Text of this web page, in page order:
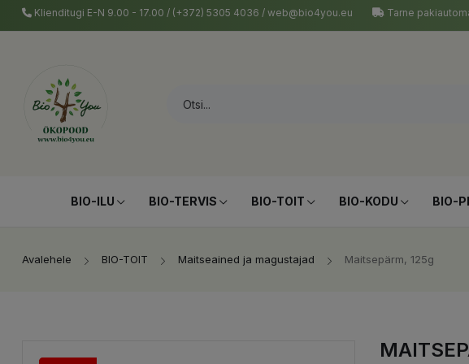
Klienditugi E-N 9.00 - 17.00 / (+372) 5305 4036 / web@bio4you.eu Tarne
BIO-ILU BIO-TERVIS BIO-TOIT BIO-KODU BIO-
Avalehele BIO-TOIT Maitseained ja magustajad Maitsepärm, 125g